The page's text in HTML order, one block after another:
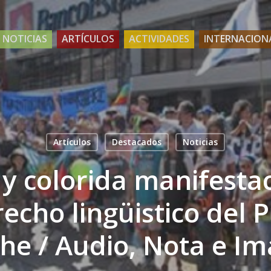
NOTICIAS ARTÍCULOS ACTIVIDADES
Artículos Destacados Noticias
colorida
lingüistico del
/ Audio, Nota e